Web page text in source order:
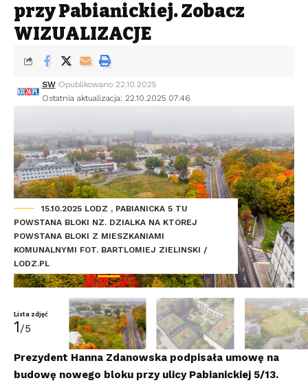
przy Pabianickiej. Zobacz
WIZUALIZACJE
Ostatnia aktualizacja: 22.10.2025 07:46
SW Opublikowano 22.10.2025
15.10.2025 LODZ , PABIANICKA 5 TU
POWSTANA BLOKI NZ. DZIALKA NA KTOREJ
POWSTANA BLOKI Z MIESZKANIAMI
KOMUNALNYMI FOT. BARTLOMIEJ ZIELINSKI /
LODZ.PL
Lista zdjęć
1/5
Prezydent Hanna Zdanowska podpisała umowę na
budowę nowego bloku przy ulicy Pabianickiej 5/13.